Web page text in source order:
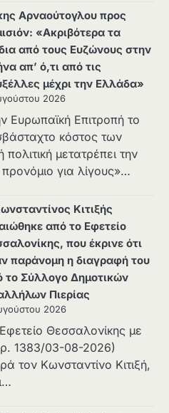
Αρναούτογλου προς
«Ακριβότερα τα
από τους Ευζώνους στην
απ’ ό,τι από τις
μέχρι την Ελλάδα»
2026
Ευρωπαϊκή Επιτροπή το
κόστος των
μετατρέπει την
για λίγους»…
Κιτιξής
από το Εφετείο
που έκρινε ότι
παράνομη η διαγραφή του
το Σύλλογο Δημοτικών
Πιερίας
2026
Θεσσαλονίκης με
1383/03-08-2026)
τον Κωνσταντίνο Κιτιξή,